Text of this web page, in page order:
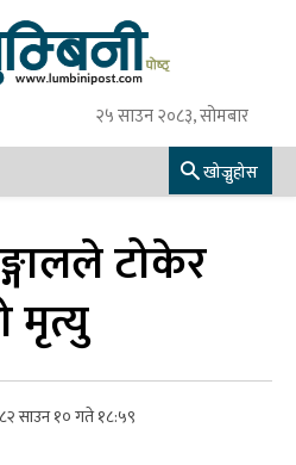
२५ साउन २०८३, सोमबार
खोज्नुहोस
टोकेर
मृत्यु
साउन १० गते १८:५९